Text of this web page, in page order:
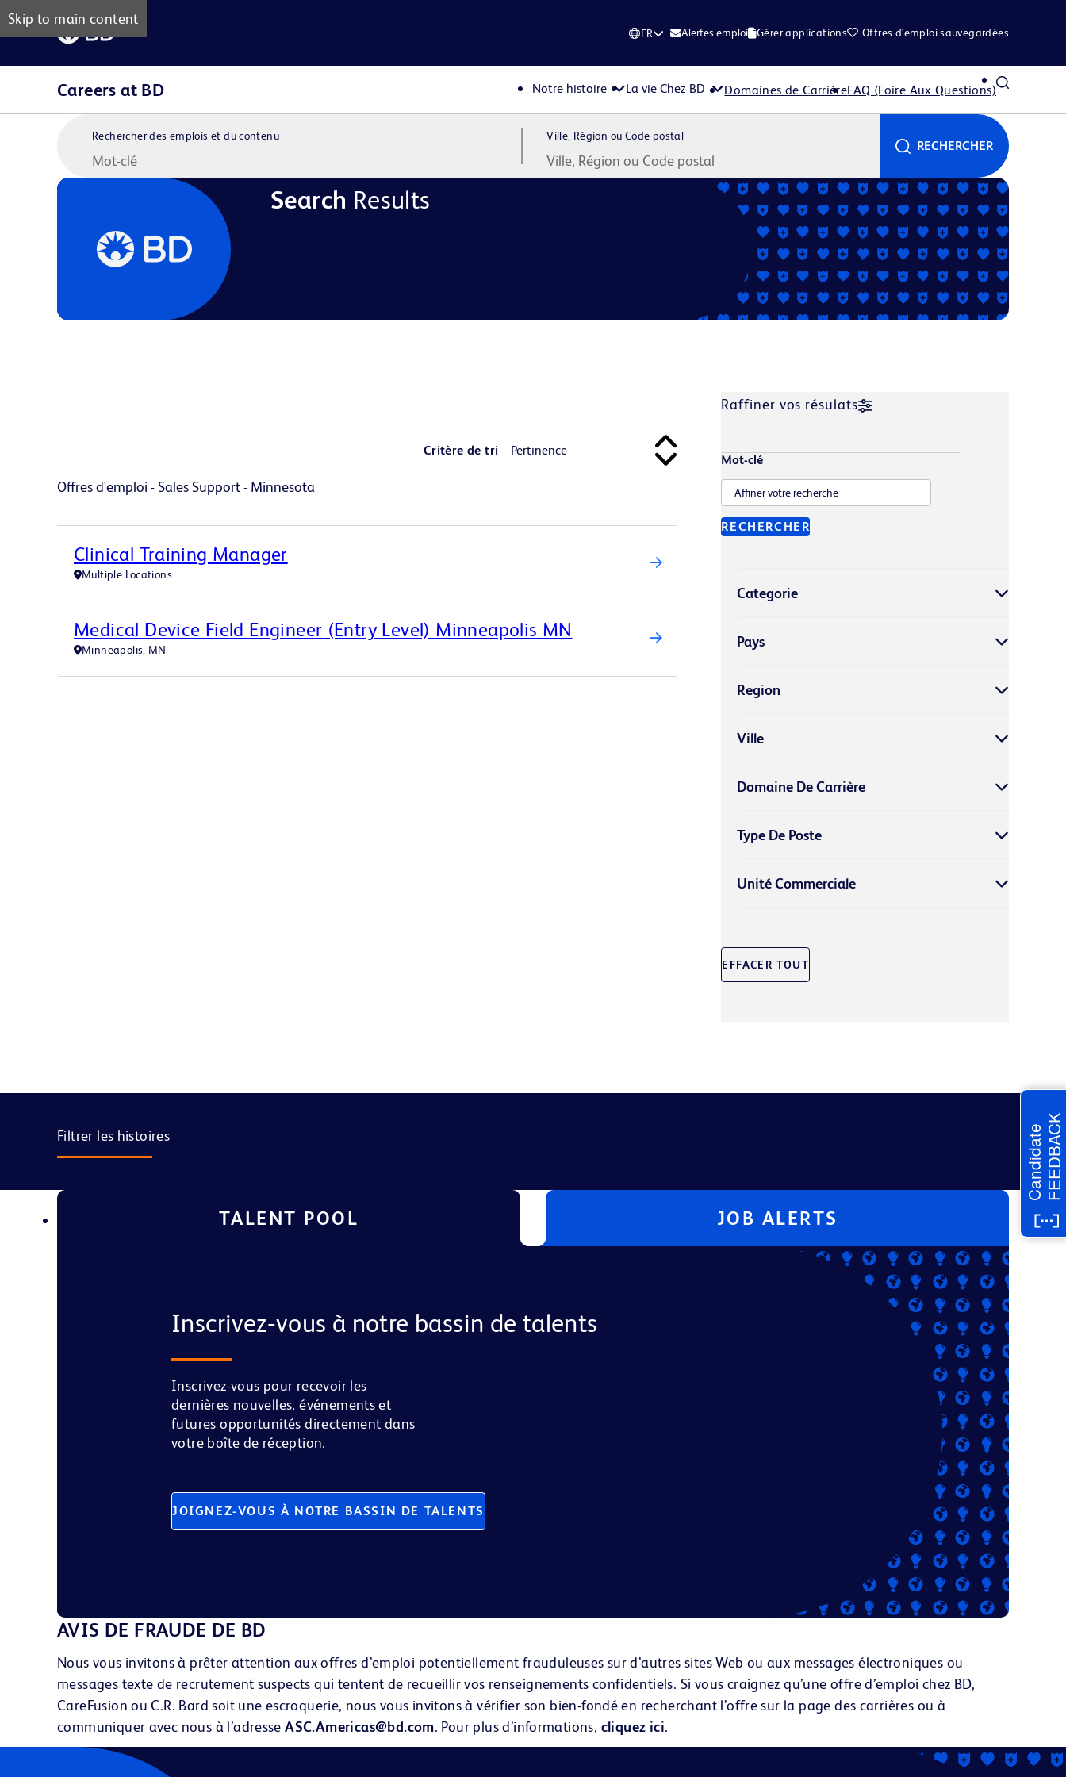
Skip to main content
FR Alertes emploi Gérer applications Offres d'emploi sauvegardées
Careers at BD Notre histoire La vie Chez BD Domaines de CarrièreFAQ (Foire Aux Questions)
Rechercher des emplois et du contenu Ville, Région ou Code postal
RECHERCHER
Search Results
Critère de tri
Offres d'emploi - Sales Support - Minnesota
Clinical Training Manager
Multiple Locations
Medical Device Field Engineer (Entry Level) Minneapolis MN
Minneapolis, MN
Raffiner vos résulats
Mot-clé
RECHERCHER
Categorie
Pays
Region
Ville
Domaine De Carrière
Type De Poste
Unité Commerciale
EFFACER TOUT
Filtrer les histoires
TALENT POOL JOB ALERTS
Inscrivez‑vous à notre bassin de talents
Inscrivez-vous pour recevoir les
dernières nouvelles, événements et
futures opportunités directement dans
votre boîte de réception.
JOIGNEZ-VOUS À NOTRE BASSIN DE TALENTS
AVIS DE FRAUDE DE BD
Nous vous invitons à prêter attention aux offres d’emploi potentiellement frauduleuses sur d’autres sites Web ou aux messages électroniques ou
messages texte de recrutement suspects qui tentent de recueillir vos renseignements confidentiels. Si vous craignez qu’une offre d’emploi chez BD,
CareFusion ou C.R. Bard soit une escroquerie, nous vous invitons à vérifier son bien-fondé en recherchant l’offre sur la page des carrières ou à
communiquer avec nous à l’adresseASC.Americas@bd.com. Pour plus d’informations, cliquez ici.
CandidateFEEDBACK